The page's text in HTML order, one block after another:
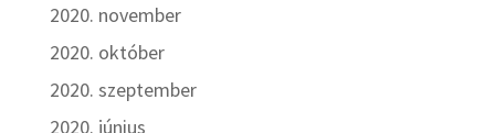
2020. november
2020. október
2020. szeptember
2020. június